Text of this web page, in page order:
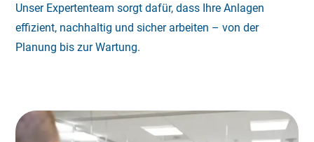
Unser Expertenteam sorgt dafür, dass Ihre Anlagen
effizient, nachhaltig und sicher arbeiten – von der
Planung bis zur Wartung.